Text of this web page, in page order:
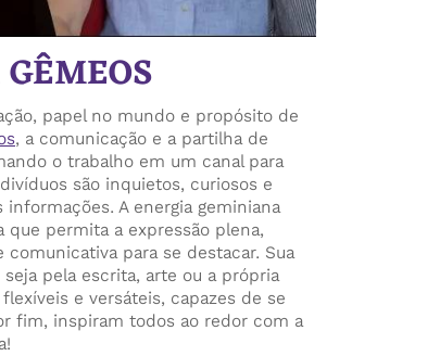
papel no mundo e propósito de
, a comunicação e a partilha de
o trabalho em um canal para
são inquietos, curiosos e
A energia geminiana
permita a expressão plena,
para se destacar. Sua
pela escrita, arte ou a própria
e versáteis, capazes de se
fim, inspiram todos ao redor com a